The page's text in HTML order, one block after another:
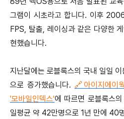
그램이 시초라고 합니다. 이후
FPS, 탈출, 레이싱과 같은 다양한
현했습니다.
지난달에는 로블록스의 국내 일일
으로 증가했습니다. 🔗아이지에이
'모바일인덱스'에 따르면 로블록스
일평균 약 42만명으로 1년 만에 40